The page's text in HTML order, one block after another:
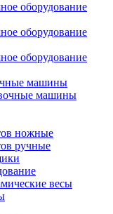
оборудование
оборудование
оборудование
машины
машины
ножные
ручные
весы